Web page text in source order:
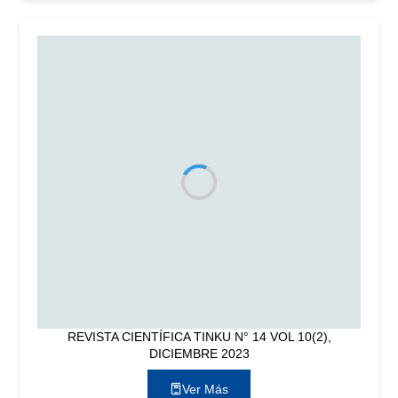
REVISTA CIENTÍFICA TINKU N° 14 VOL 10(2),
DICIEMBRE 2023
Ver Más